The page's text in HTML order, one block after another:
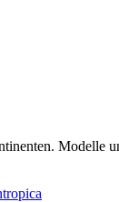
Modelle